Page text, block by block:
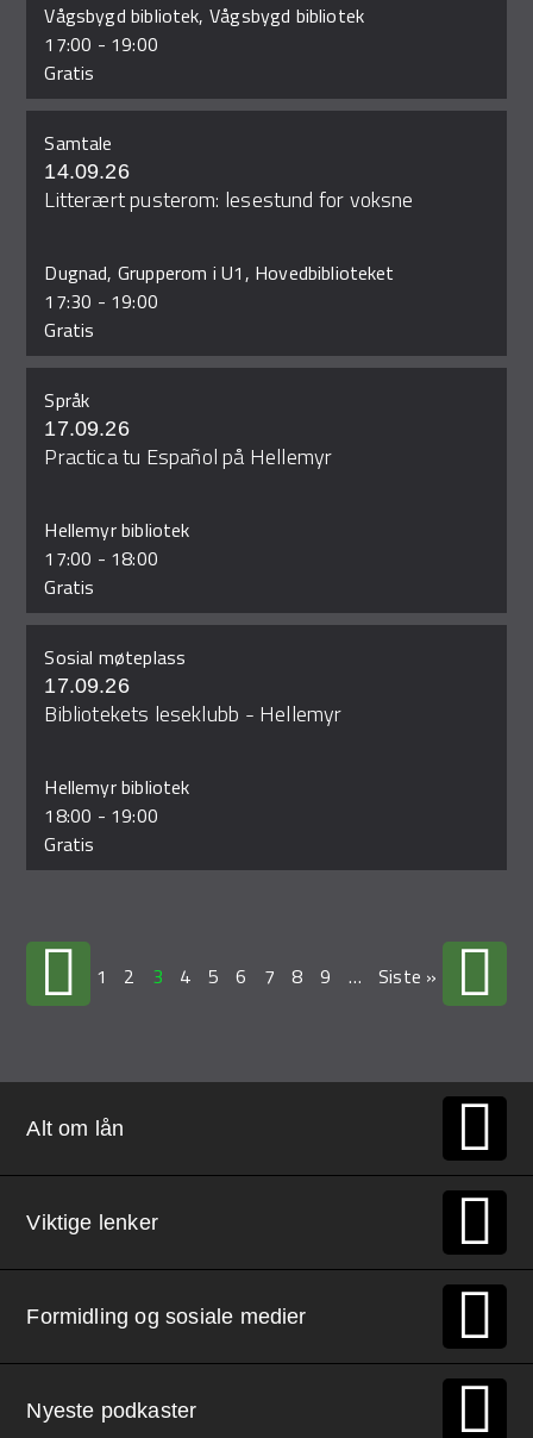
Vågsbygd bibliotek, Vågsbygd bibliotek
17:00 - 19:00
Gratis
Samtale
14.09.26
Litterært pusterom: lesestund for voksne
Dugnad, Grupperom i U1, Hovedbiblioteket
17:30 - 19:00
Gratis
Språk
17.09.26
Practica tu Español på Hellemyr
Hellemyr bibliotek
17:00 - 18:00
Gratis
Sosial møteplass
17.09.26
Bibliotekets leseklubb - Hellemyr
Hellemyr bibliotek
18:00 - 19:00
Gratis
1 2 3 4 5 6 7 8 9 … Siste »
Alt om lån
Viktige lenker
Formidling og sosiale medier
Nyeste podkaster